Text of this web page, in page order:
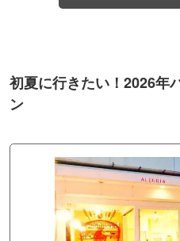
初夏に行きたい！2026年
ン